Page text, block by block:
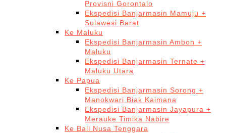
Provisni Gorontalo
Ekspedisi Banjarmasin Mamuju +
Sulawesi Barat
Ke Maluku
Ekspedisi Banjarmasin Ambon +
Maluku
Ekspedisi Banjarmasin Ternate +
Maluku Utara
Ke Papua
Ekspedisi Banjarmasin Sorong +
Manokwari Biak Kaimana
Ekspedisi Banjarmasin Jayapura +
Merauke Timika Nabire
Ke Bali Nusa Tenggara